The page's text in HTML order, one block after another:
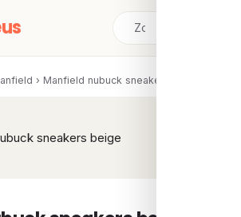
› Manfield nubuck sneakers beige